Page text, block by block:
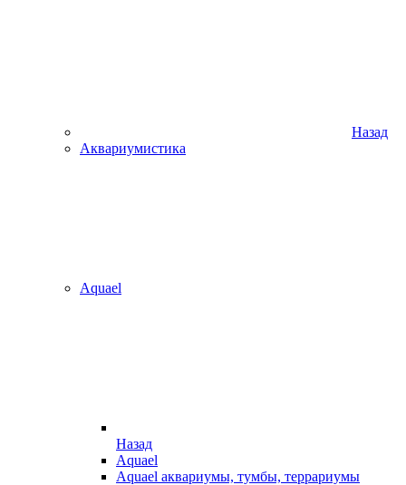
Назад
Аквариумистика
Aquael
Назад
Aquael
Aquael аквариумы, тумбы, террариумы